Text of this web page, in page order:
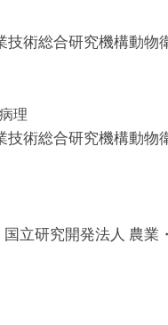
技術総合研究機構動
理
技術総合研究機構動
立研究開発法人 農